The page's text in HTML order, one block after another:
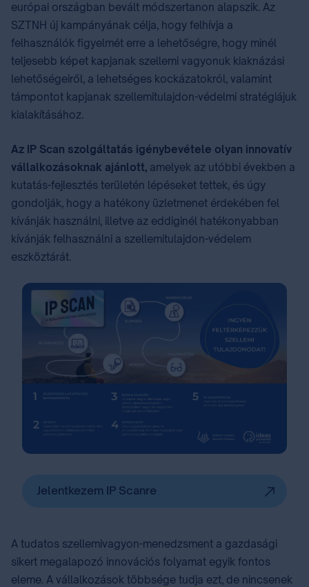
európai országban bevált módszertanon alapszik. Az
SZTNH új kampányának célja, hogy felhívja a
felhasználók figyelmét erre a lehetőségre, hogy minél
teljesebb képet kapjanak szellemi vagyonuk kiaknázási
lehetőségeiről, a lehetséges kockázatokról, valamint
támpontot kapjanak szellemitulajdon-védelmi stratégiájuk
kialakításához.
Az IP Scan szolgáltatás⁣ igénybevétele olyan innovatív
vállalkozásoknak ajánlott, amelyek az utóbbi években a
kutatás-fejlesztés területén lépéseket tettek, és úgy
gondolják, hogy a hatékony üzletmenet érdekében fel
kívánják használni, illetve az eddiginél hatékonyabban
kívánják felhasználni a szellemitulajdon-védelem
eszköztárát.
Jelentkezem IP Scanre
A tudatos szellemivagyon-menedzsment a gazdasági
sikert megalapozó innovációs folyamat egyik fontos
eleme. A vállalkozások többsége tudja ezt, de nincsenek